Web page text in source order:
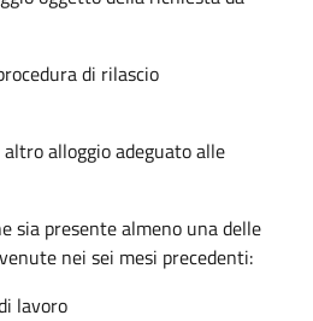
di rilascio
alloggio adeguato alle
sia presente almeno una delle
nei sei mesi precedenti:
lavoro